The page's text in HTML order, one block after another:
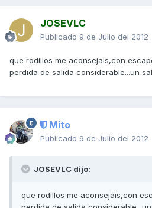
JOSEVLC
Publicado 9 de Julio del 2012
que rodillos me aconsejais,con
perdida de salida considerable...un
Mito
Publicado 9 de Julio del 2012
JOSEVLC dijo:
que rodillos me aconsejais,con